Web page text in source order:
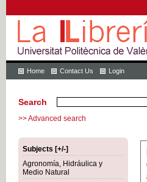
Home Contact Us Login
Search
>> Advanced search
Subjects [+/-]
Agronomía, Hidráulica y
Medio Natural